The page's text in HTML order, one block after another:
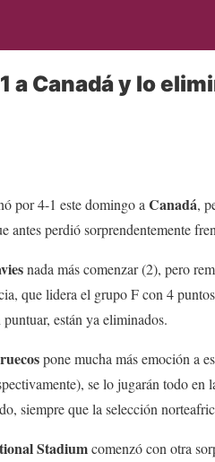
a Canadá y lo
por 4-1 este domingo a Canadá,
antes perdió sorprendentemente
nada más comenzar (2), pero
que lidera el grupo F con 4
están ya eliminados.
pone mucha más emoción a
se lo jugarán todo
siempre que la selección
Stadiumcomenzó con otra